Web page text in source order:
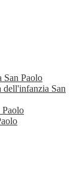
San Paolo
dell'infanzia San
Paolo